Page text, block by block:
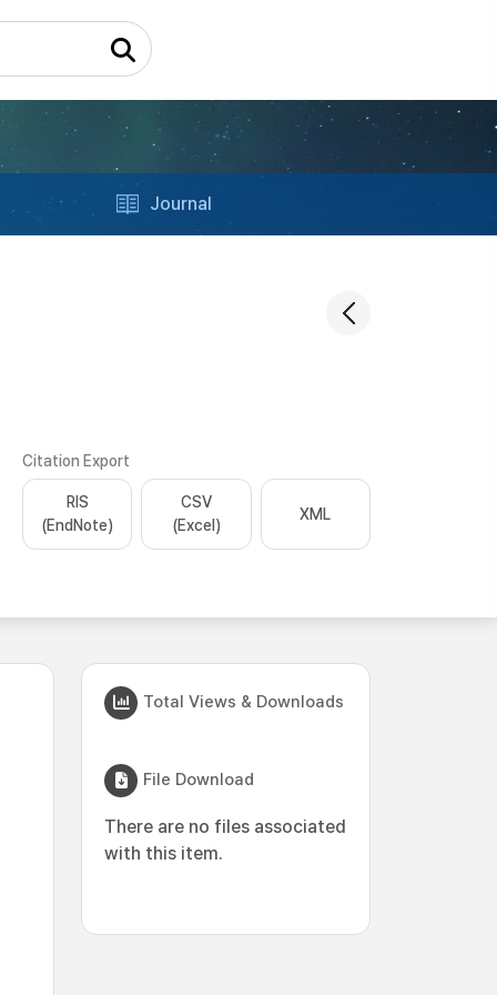
Journal
Citation Export
RIS
(EndNote)
CSV
(Excel)
XML
Total Views & Downloads
File Download
There are no files associated
with this item.